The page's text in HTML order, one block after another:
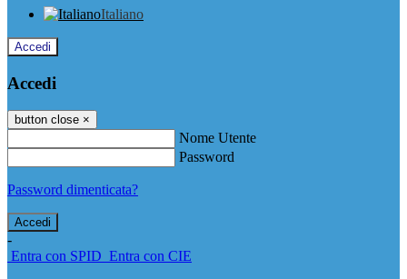
Italiano
Accedi
Accedi
button close ×
Nome Utente
Password
Password dimenticata?
-
Entra con SPID Entra con CIE